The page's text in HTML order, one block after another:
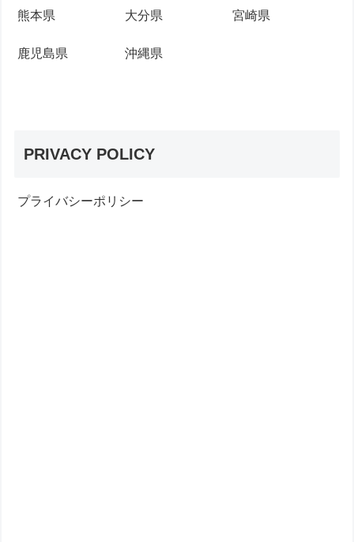
熊本県 大分県 宮崎県
鹿児島県 沖縄県
PRIVACY POLICY
プライバシーポリシー